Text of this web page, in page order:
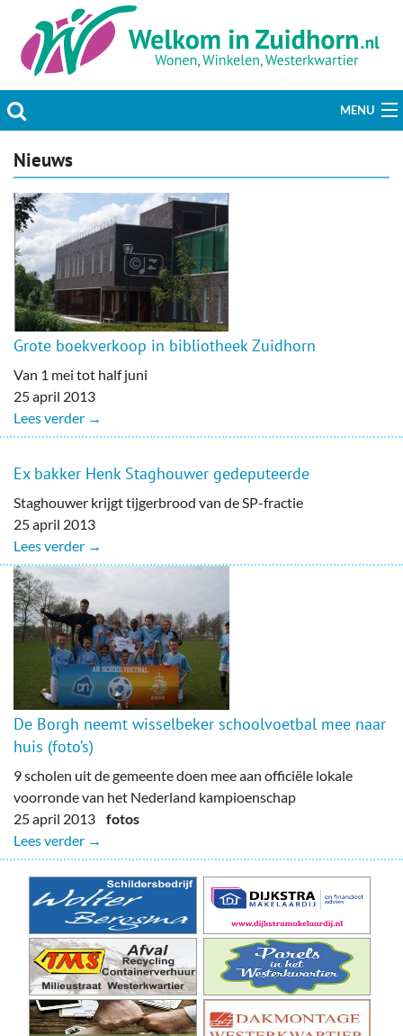
MENU
Actueel
Hobby & Vrije tijd
Welzijn & Maatschappij
Bedrijven
Prikbord & Aanbiedingen
Plaats bericht
Nieuws
Grote boekverkoop in bibliotheek Zuidhorn
Van 1 mei tot half juni
25 april 2013
Lees verder →
Ex bakker Henk Staghouwer gedeputeerde
Staghouwer krijgt tijgerbrood van de SP-fractie
25 april 2013
Lees verder →
De Borgh neemt wisselbeker schoolvoetbal mee naar
huis (foto’s)
9 scholen uit de gemeente doen mee aan officiële lokale
voorronde van het Nederland kampioenschap
25 april 2013 fotos
Lees verder →